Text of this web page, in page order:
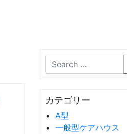
カテゴリー
A型
一般型ケアハウス